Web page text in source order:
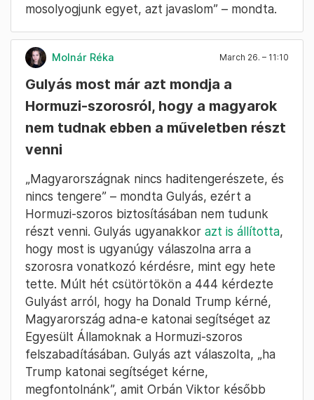
mosolyogjunk egyet, azt javaslom” – mondta.
Molnár Réka March 26. – 11:10
Gulyás most már azt mondja a
Hormuzi-szorosról, hogy a magyarok
nem tudnak ebben a műveletben részt
venni
„Magyarországnak nincs haditengerészete, és
nincs tengere” – mondta Gulyás, ezért a
Hormuzi-szoros biztosításában nem tudunk
részt venni. Gulyás ugyanakkor azt is állította,
hogy most is ugyanúgy válaszolna arra a
szorosra vonatkozó kérdésre, mint egy hete
tette. Múlt hét csütörtökön a 444 kérdezte
Gulyást arról, hogy ha Donald Trump kérné,
Magyarország adna-e katonai segítséget az
Egyesült Államoknak a Hormuzi-szoros
felszabadításában. Gulyás azt válaszolta, „ha
Trump katonai segítséget kérne,
megfontolnánk”, amit Orbán Viktor később